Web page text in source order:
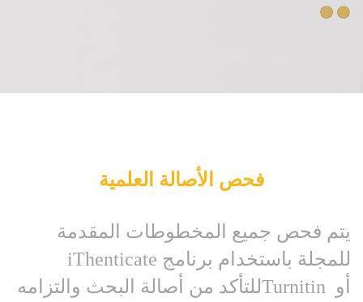
فحص الأصالة العلمية
يتم فحص جميع المخطوطات المقدمة
للمجلة باستخدام برنامج iThenticate
أو Turnitinللتأكد من أصالة البحث والتزامه